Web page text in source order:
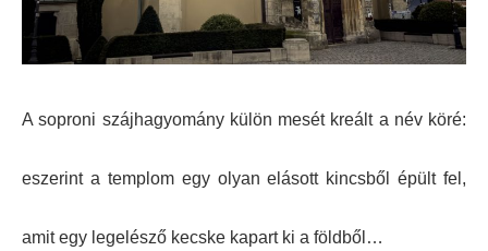
A soproni szájhagyomány külön mesét kreált a név köré:
eszerint a templom egy olyan elásott kincsből épült fel,
amit egy legelésző kecske kapart ki a földből…